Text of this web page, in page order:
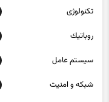
تکنولوژی
روباتيك
سيستم عامل
شبكه و امنيت